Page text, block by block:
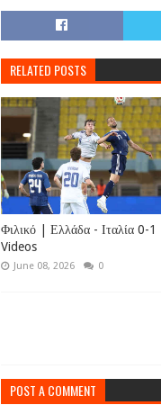
RELATED POSTS
Φιλικό | Ελλάδα - Ιταλία 0-1 |
Videos
June 08, 2026 0
POST A COMMENT